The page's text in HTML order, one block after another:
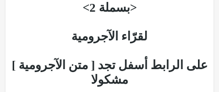
<بسملة 2>
لقرّاء الآجرومية
على الرابط أسفل تجد [ متن الآجرومية ]
مشكولا